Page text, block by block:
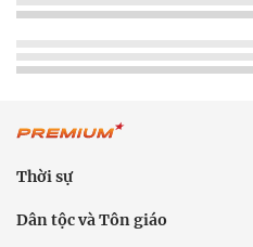
Thời sự
Dân tộc và Tôn giáo